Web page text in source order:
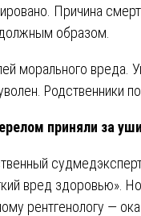
Причина
образом.
морального вреда.
Родственники
приняли за
вред здоровью».
рентгенологу —